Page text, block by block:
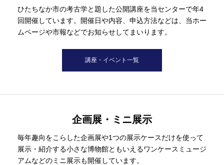
ひたちなか市の考古学と題した公開講座を当センターで年4
回開催しています。開催日や内容、申込方法などは、当ホー
ムページや市報などでお知らせしてまいります。
講座・イベント一覧
企画展・ミニ展示
毎年趣向をこらした企画展や1つの展示ケースだけを使って
展示・紹介する小さな博物館ともいえるワンケースミュージ
アムなどのミニ展示も開催しています。